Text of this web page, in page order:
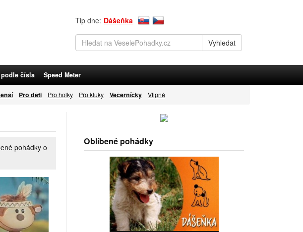
Tip dne: Dášeňka
čísla Speed Meter
Pro děti Pro holky Pro kluky Večerníčky Vtipné
pohádky o
Oblíbené pohádky